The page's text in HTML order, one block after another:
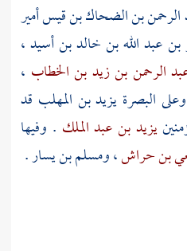
الرحمن بن الضحاك بن قيسأمير
بن عبد الله بن خالد بن أسيد،
الرحمن بن زيد بن الخطاب ،
البصرة يزيد بن المهلب قد
يزيد بن عبد الملك . وفيها
بن حراش،ومسلم بن يسار.